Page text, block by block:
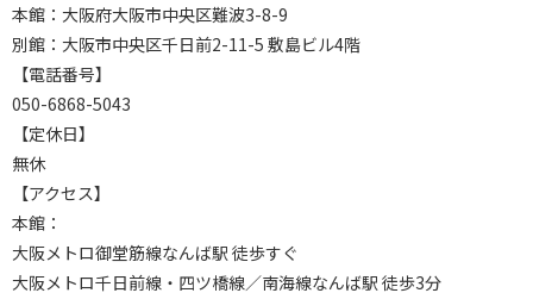
本館：大阪府大阪市中央区難波3-8-9
別館：大阪市中央区千日前2-11-5 敷島ビル4階
【電話番号】
050-6868-5043
【定休日】
無休
【アクセス】
本館：
大阪メトロ御堂筋線なんば駅 徒歩すぐ
大阪メトロ千日前線・四ツ橋線／南海線なんば駅 徒歩3分